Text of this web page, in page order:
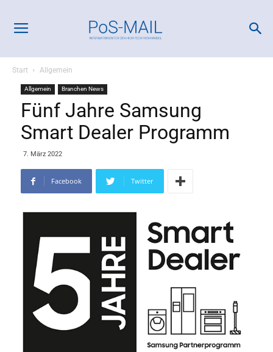
Start Allgemein
Allgemein Branchen News
Fünf Jahre Samsung
Smart Dealer Programm
7. März 2022
Facebook Twitter